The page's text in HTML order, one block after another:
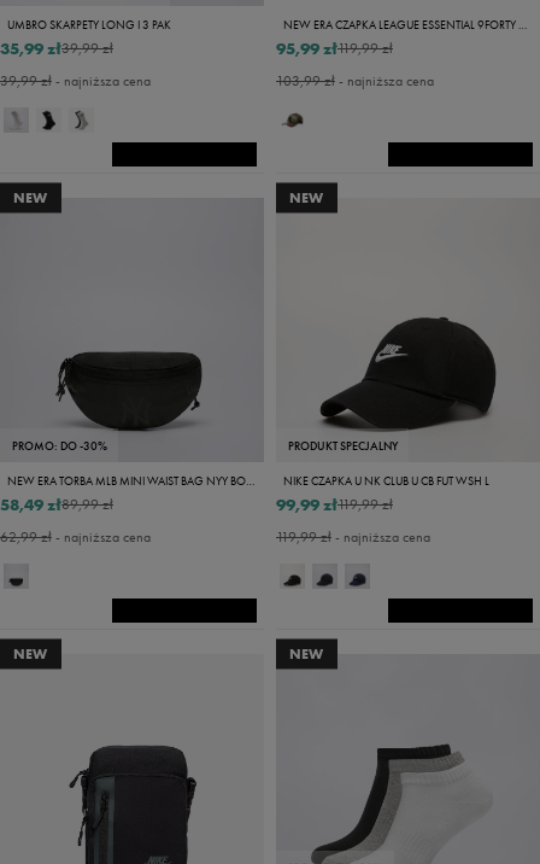
UMBRO SKARPETY LONG I 3 PAK
39,99 zł
35,99 zł
39,99 zł- najniższa cena
NEW ERA CZAPKA LEAGUE ESSENTIAL 9FORTY NEYYAN WDC
119,99 zł
95,99 zł
103,99 zł- najniższa cena
NEW
PROMO: DO -30%
NEW ERA TORBA MLB MINI WAIST BAG NYY BOB NEW YORK YANKEES BL
89,99 zł
58,49 zł
62,99 zł- najniższa cena
NEW
PRODUKT SPECJALNY
NIKE CZAPKA U NK CLUB U CB FUT WSH L
119,99 zł
99,99 zł
119,99 zł- najniższa cena
NEW NEW